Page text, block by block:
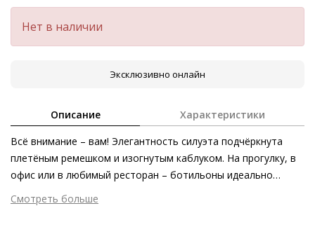
Нет в наличии
Эксклюзивно онлайн
Описание Характеристики
Всё внимание – вам! Элегантность силуэта подчёркнута
плетёным ремешком и изогнутым каблуком. На прогулку, в
офис или в любимый ресторан – ботильоны идеально
подходят для любых ситуаций. Модель из мягкой
сертифицированной кожи ягнёнка – это также новый
Смотреть больше